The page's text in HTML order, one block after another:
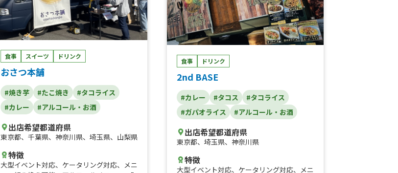
ドッグ サルサソース、香薫ホットドッグ
プレーン、たぬきつね蕎麦、豚汁、から揚げ
棒、アメリカで大人気のフライドオレオ、肉
まん、蜜焼き芋、生姜ラーメン、世界で1番
ホットドッグ、ジビエ 猪のコロッケ、ジビ
エ 鹿のコロッケ、ジビエ 鹿のメンチ、さ
つまいもチップス、具沢山台湾パイナップル
ジュース、具沢山台湾マンゴージュース、生
イチゴの果実氷、塩焼きそば、屋台焼きそ
ば、⑧ロコモコ丼、日本式チキンケバブサン
ドor丼、チキングリーンカレー、チキンと
茄子のグリーンカレー、生フルーツスティッ
ク、わらび餅、かけ放題セルフシロップかき
ッフル&バニラアイス、特製辛口ジンジャエ
ール、アイスカフェラテ、チョコバナナ、ワ
ット、シェアセット、チキンドッグ(ヤンニ
ョム、てりまよ、にんにく醤油、バーベキュ
ー、チキン南蛮)、あったかチキンコンソメ
スープ、いもっプル、たこ焼き(8個入り)、
糖、きなこ、シュガー、シナモン、メープ
ル)、アイス揚げパン(きなこ、シュガー、シ
ナモン、沖縄黒糖)、さつまいもとアイス、
チュロス2本、アイスチュロス、フライドポ
テト、ドリンク(メロンソーダ、レモンスカ
ッシュ、コーヒー、コーラ、水、お茶)、タ
コライス、かき氷、沖縄タコス、タコライ
ス、極ふゎ揚げパン、ホットドッグ(ケチャ
ップ&マスタード、BBQ、ガーリック、てり
ット、贅沢アイス揚げパン、さつまいもとア
食事 スイーツ ドリンク
おさつ本舗
#焼き芋 #たこ焼き
#タコライス
#カレー
#アルコール・お酒
出店希望都道府県
東京都、 千葉県、 神奈川県、 埼玉県、 山梨県
特徴
大型イベント対応、 ケータリング対応、
メニ
食事 ドリンク
2nd BASE
#カレー #タコス
#タコライス
#ガパオライス
#アルコール・お酒
出店希望都道府県
東京都、 埼玉県、 神奈川県
特徴
大型イベント対応、 ケータリング対応、
メニ